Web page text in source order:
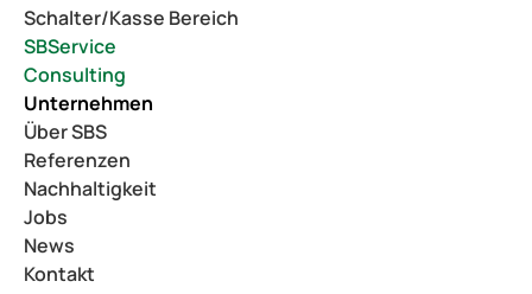
Schalter/Kasse Bereich
SBService
Consulting
Unternehmen
Über SBS
Referenzen
Nachhaltigkeit
Jobs
News
Kontakt